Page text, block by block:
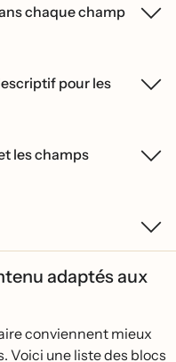
chaque champ
pour les
les champs
adaptés aux
conviennent mieux
Voici une liste des blocs